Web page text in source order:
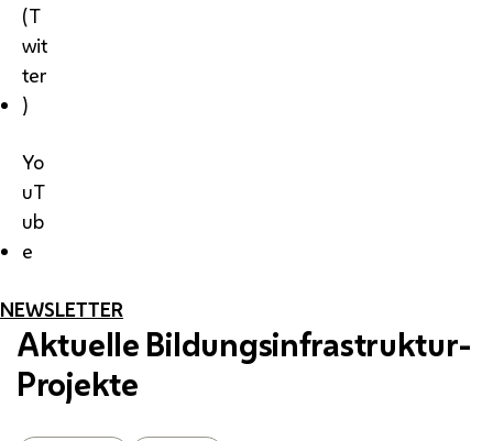
(T
wit
ter
)
Yo
uT
ub
e
NEWSLETTER
Aktuelle Bildungsinfrastruktur-
Projekte